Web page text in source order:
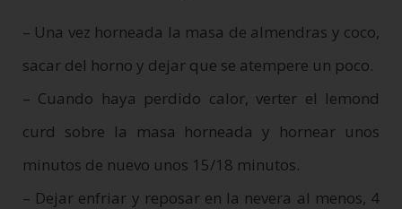
– Una vez horneada la masa de almendras y coco,
sacar del horno y dejar que se atempere un poco.
– Cuando haya perdido calor, verter el lemond
curd sobre la masa horneada y hornear unos
minutos de nuevo unos 15/18 minutos.
– Dejar enfriar y reposar en la nevera al menos, 4